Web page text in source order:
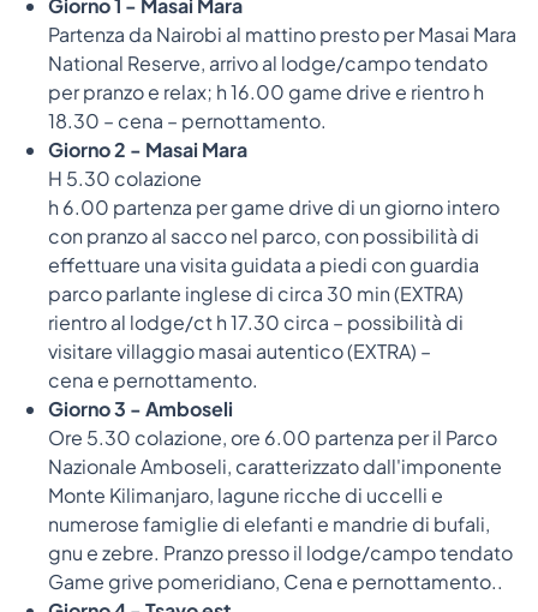
Giorno 1 - Masai Mara
Partenza da Nairobi al mattino presto per Masai Mara
National Reserve, arrivo al lodge/campo tendato
per pranzo e relax; h 16.00 game drive e rientro h
18.30 – cena – pernottamento.
Giorno 2 - Masai Mara
H 5.30 colazione
h 6.00 partenza per game drive di un giorno intero
con pranzo al sacco nel parco, con possibilità di
effettuare una visita guidata a piedi con guardia
parco parlante inglese di circa 30 min (EXTRA)
rientro al lodge/ct h 17.30 circa – possibilità di
visitare villaggio masai autentico (EXTRA) –
cena e pernottamento.
Giorno 3 - Amboseli
Ore 5.30 colazione, ore 6.00 partenza per il Parco
Nazionale Amboseli, caratterizzato dall'imponente
Monte Kilimanjaro, lagune ricche di uccelli e
numerose famiglie di elefanti e mandrie di bufali,
gnu e zebre. Pranzo presso il lodge/campo tendato
Game grive pomeridiano, Cena e pernottamento..